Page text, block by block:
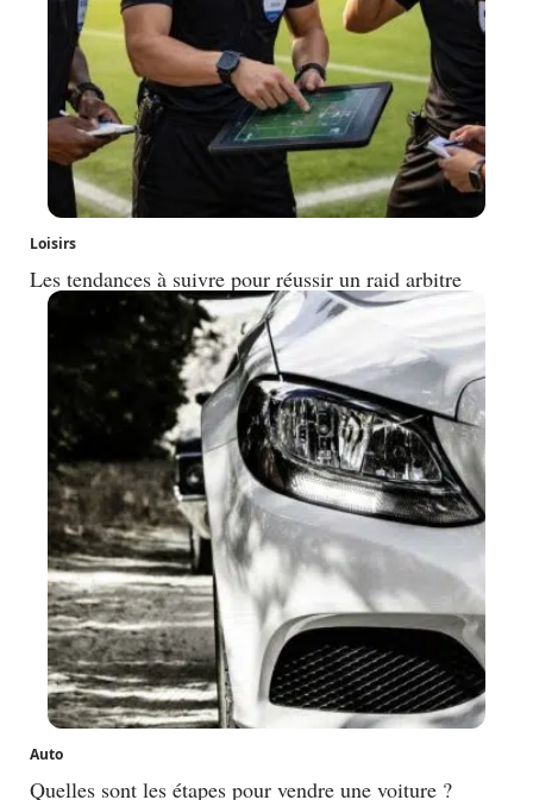
Loisirs
Les tendances à suivre pour réussir un raid arbitre
Auto
Quelles sont les étapes pour vendre une voiture ?